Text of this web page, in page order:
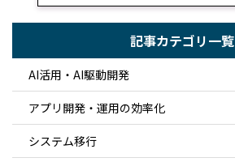
記事カテゴリ一覧
AI活用・AI駆動開発
アプリ開発・運用の効率化
システム移行